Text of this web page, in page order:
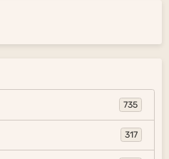
735
317